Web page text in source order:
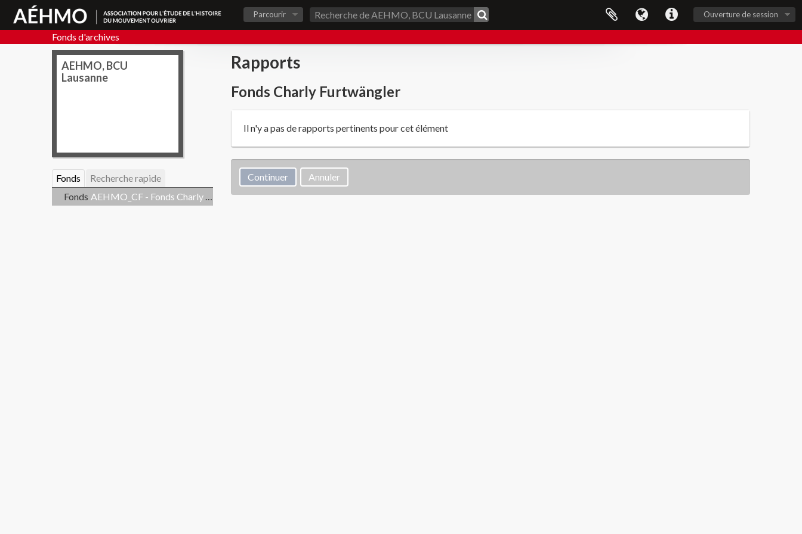
Ouverture de session
Parcourir
Fonds d'archives
AEHMO, BCU
Lausanne
Fonds
Recherche rapide
Fonds AEHMO_CF - Fonds Charly Furtwängler
Rapports
Fonds Charly Furtwängler
Il n'y a pas de rapports pertinents pour cet élément
Annuler